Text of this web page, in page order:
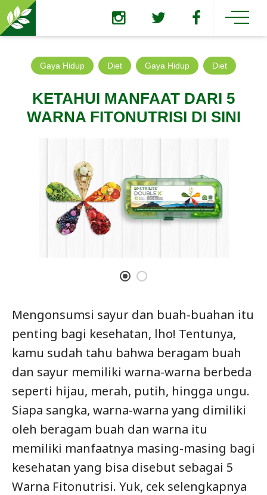
Gaya Hidup Diet Gaya Hidup Diet
KETAHUI MANFAAT DARI 5
WARNA FITONUTRISI DI SINI
Mengonsumsi sayur dan buah-buahan itu
penting bagi kesehatan, lho! Tentunya,
kamu sudah tahu bahwa beragam buah
dan sayur memiliki warna-warna berbeda
seperti hijau, merah, putih, hingga ungu.
Siapa sangka, warna-warna yang dimiliki
oleh beragam buah dan warna itu
memiliki manfaatnya masing-masing bagi
kesehatan yang bisa disebut sebagai 5
Warna Fitonutrisi. Yuk, cek selengkapnya